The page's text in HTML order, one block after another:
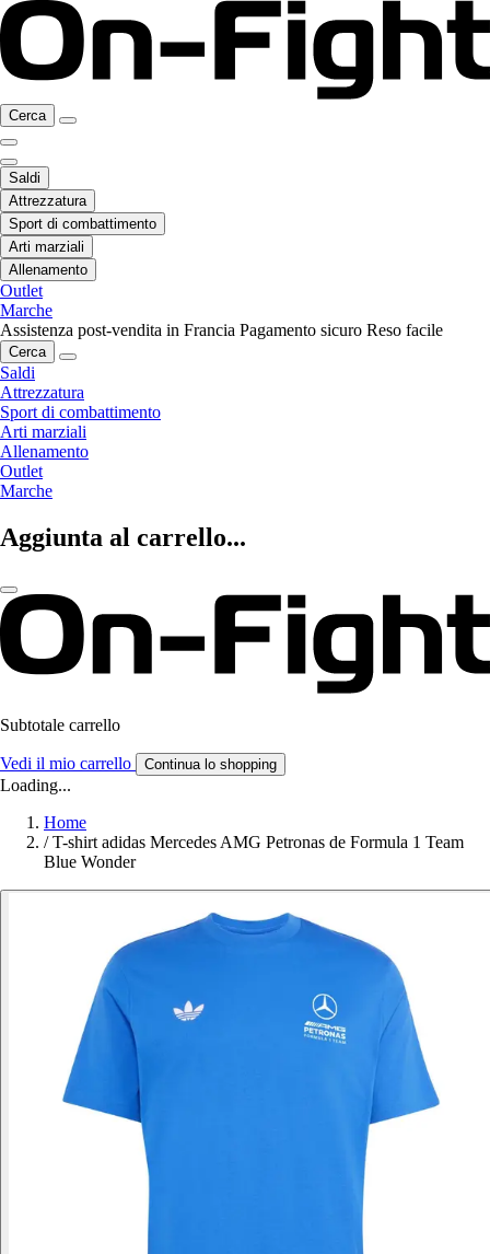
Cerca
Saldi
Attrezzatura
Sport di combattimento
Arti marziali
Allenamento
Outlet
Marche
Assistenza post-vendita in Francia Pagamento sicuro Reso facile
Cerca
Saldi
Attrezzatura
Sport di combattimento
Arti marziali
Allenamento
Outlet
Marche
Aggiunta al carrello...
Subtotale carrello
Vedi il mio carrello Continua lo shopping
Loading...
Home
/ T-shirt adidas Mercedes AMG Petronas de Formula 1 Team
Blue Wonder